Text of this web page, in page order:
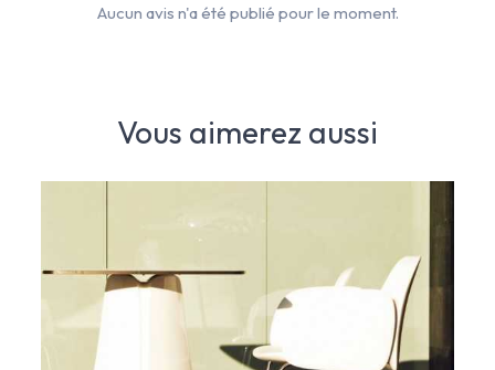
Vous aimerez aussi
Aucun avis n'a été publié pour le moment.